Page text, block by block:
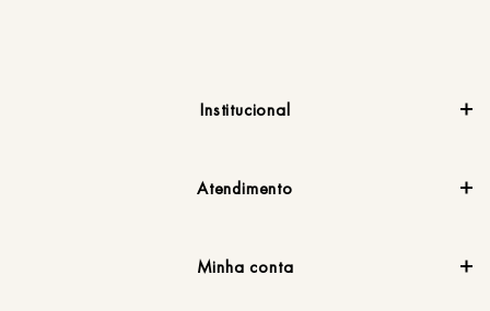
Institucional
Atendimento
Minha conta